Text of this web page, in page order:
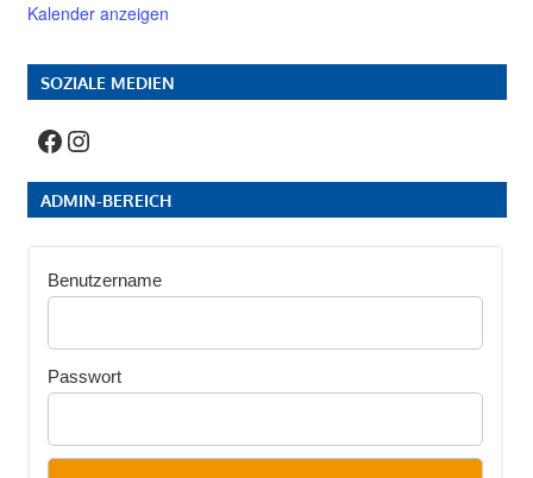
Kalender anzeigen
SOZIALE MEDIEN
Facebook
Instagram
ADMIN-BEREICH
Benutzername
Passwort